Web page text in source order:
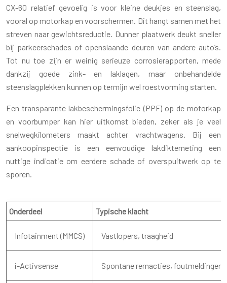
CX-60 relatief gevoelig is voor kleine deukjes en steenslag,
vooral op motorkap en voorschermen. Dit hangt samen met het
streven naar gewichtsreductie. Dunner plaatwerk deukt sneller
bij parkeerschades of openslaande deuren van andere auto’s.
Tot nu toe zijn er weinig serieuze corrosierapporten, mede
dankzij goede zink- en laklagen, maar onbehandelde
steenslagplekken kunnen op termijn wel roestvorming starten.
Een transparante lakbeschermingsfolie (PPF) op de motorkap
en voorbumper kan hier uitkomst bieden, zeker als je veel
snelwegkilometers maakt achter vrachtwagens. Bij een
aankoopinspectie is een eenvoudige lakdiktemeting een
nuttige indicatie om eerdere schade of overspuitwerk op te
sporen.
Onderdeel Typische klacht
Infotainment (MMCS) Vastlopers, traagheid
i-Activsense Spontane remacties, foutmeldingen